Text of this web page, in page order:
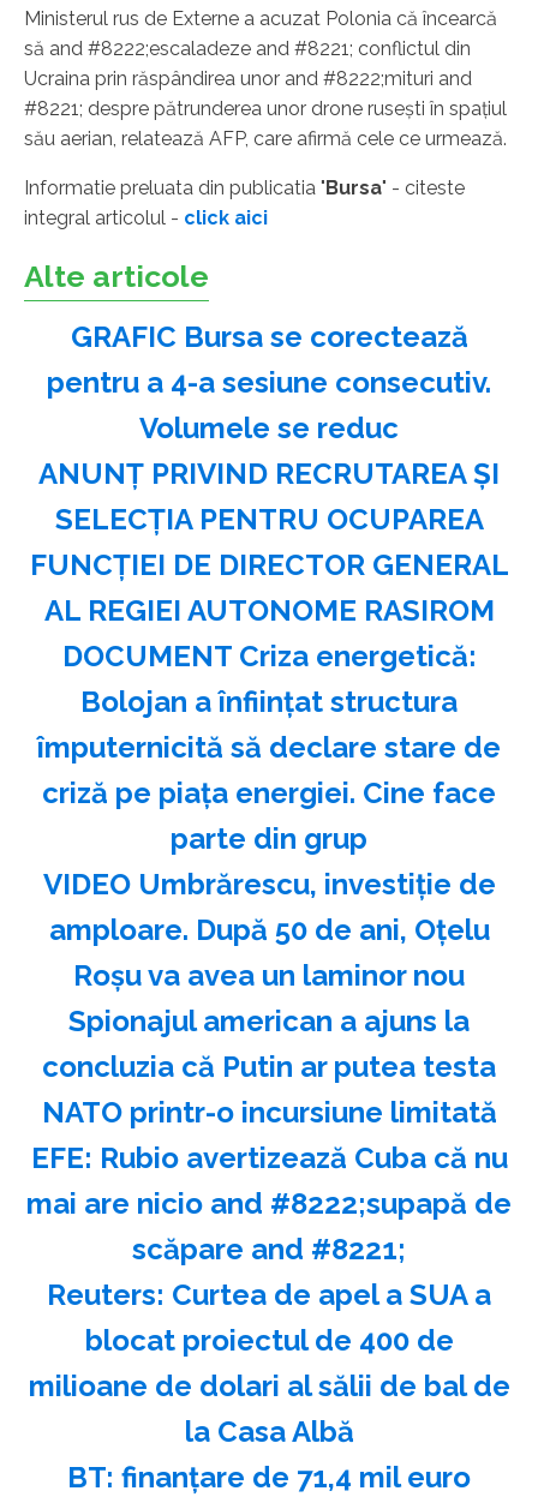
Ministerul rus de Externe a acuzat Polonia că încearcă
să and #8222;escaladeze and #8221; conflictul din
Ucraina prin răspândirea unor and #8222;mituri and
#8221; despre pătrunderea unor drone ruseşti în spaţiul
său aerian, relatează AFP, care afirmă cele ce urmează.
Informatie preluata din publicatia "Bursa" - citeste
integral articolul - click aici
Alte articole
GRAFIC Bursa se corectează
pentru a 4-a sesiune consecutiv.
Volumele se reduc
ANUNŢ PRIVIND RECRUTAREA ŞI
SELECŢIA PENTRU OCUPAREA
FUNCŢIEI DE DIRECTOR GENERAL
AL REGIEI AUTONOME RASIROM
DOCUMENT Criza energetică:
Bolojan a înființat structura
împuternicită să declare stare de
criză pe piața energiei. Cine face
parte din grup
VIDEO Umbrărescu, investiție de
amploare. După 50 de ani, Oțelu
Roșu va avea un laminor nou
Spionajul american a ajuns la
concluzia că Putin ar putea testa
NATO printr-o incursiune limitată
EFE: Rubio avertizează Cuba că nu
mai are nicio and #8222;supapă de
scăpare and #8221;
Reuters: Curtea de apel a SUA a
blocat proiectul de 400 de
milioane de dolari al sălii de bal de
la Casa Albă
BT: finanţare de 71,4 mil euro